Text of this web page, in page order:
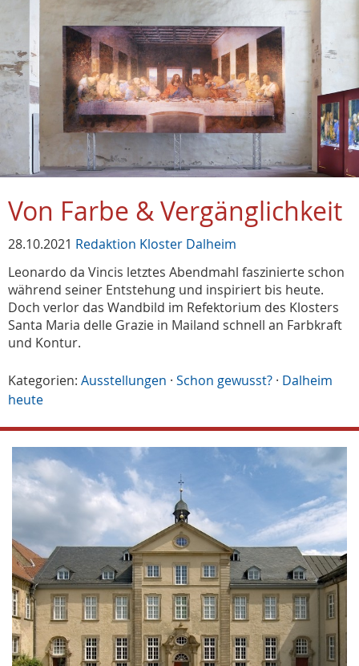
Von Farbe & Vergänglichkeit
28.10.2021 Redaktion Kloster Dalheim
Leonardo da Vincis letztes Abendmahl faszinierte schon
während seiner Entstehung und inspiriert bis heute.
Doch verlor das Wandbild im Refektorium des Klosters
Santa Maria delle Grazie in Mailand schnell an Farbkraft
und Kontur.
Kategorien: Ausstellungen · Schon gewusst? · Dalheim
heute